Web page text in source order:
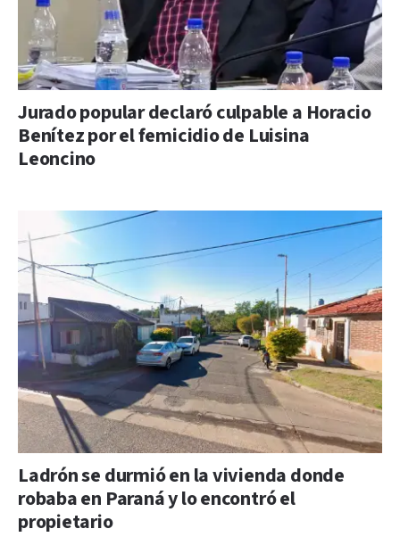
Jurado popular declaró culpable a Horacio
Benítez por el femicidio de Luisina
Leoncino
Ladrón se durmió en la vivienda donde
robaba en Paraná y lo encontró el
propietario